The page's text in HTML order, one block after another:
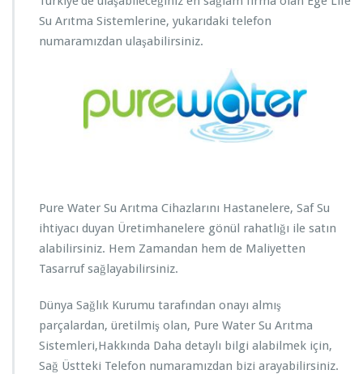
Su Arıtma Sistemlerine, yukarıdaki telefon
numaramızdan ulaşabilirsiniz.
Pure Water Su Arıtma Cihazlarını Hastanelere, Saf Su
ihtiyacı duyan Üretimhanelere gönül rahatlığı ile satın
alabilirsiniz. Hem Zamandan hem de Maliyetten
Tasarruf sağlayabilirsiniz.
Dünya Sağlık Kurumu tarafından onayı almış
parçalardan, üretilmiş olan, Pure Water Su Arıtma
Sistemleri,Hakkında Daha detaylı bilgi alabilmek için,
Sağ Üstteki Telefon numaramızdan bizi arayabilirsiniz.